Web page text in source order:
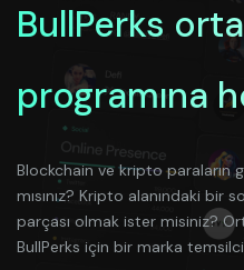
BullPerks
programına
Blockchain ve kripto paraların
mısınız? Kripto alanındaki bir
parçası olmak ister misiniz?
BullPerks için bir marka